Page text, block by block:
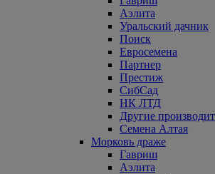
Аэлита
Уральский дачник
Поиск
Евросемена
Партнер
Престиж
СибСад
НК ЛТД
Другие
Семена Алтая
Морковь драже
Гавриш
Аэлита